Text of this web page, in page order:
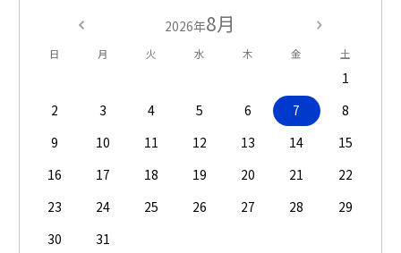
2026年8月
日 月 火 水 木 金 土
1
2
3 4 5 6 7
8
9
10 11 12 13 14
15
16
17 18 19 20 21
22
23
24 25 26 27 28
29
30
31